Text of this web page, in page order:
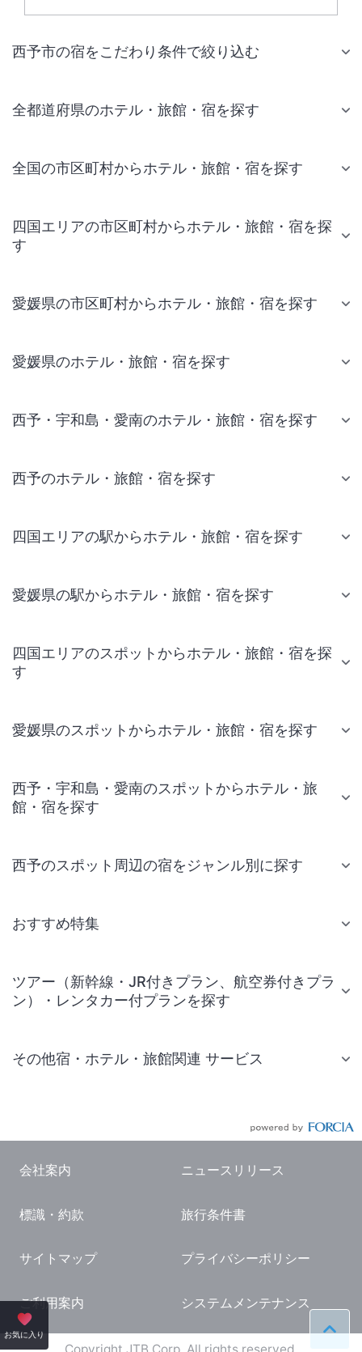
お気に入り ペー
西予市の宿をこだわり条件で絞り込む
全都道府県のホテル・旅館・宿を探す
全国の市区町村からホテル・旅館・宿を探す
四国エリアの市区町村からホテル・旅館・宿を探
す
愛媛県の市区町村からホテル・旅館・宿を探す
愛媛県のホテル・旅館・宿を探す
西予・宇和島・愛南のホテル・旅館・宿を探す
西予のホテル・旅館・宿を探す
四国エリアの駅からホテル・旅館・宿を探す
愛媛県の駅からホテル・旅館・宿を探す
四国エリアのスポットからホテル・旅館・宿を探
す
愛媛県のスポットからホテル・旅館・宿を探す
西予・宇和島・愛南のスポットからホテル・旅
館・宿を探す
西予のスポット周辺の宿をジャンル別に探す
おすすめ特集
ツアー（新幹線・JR付きプラン、航空券付きプラ
ン）・レンタカー付プランを探す
その他宿・ホテル・旅館関連 サービス
国内観光ガイド
旅行・観光情報
会社案内 ニュースリリース
標識・約款 旅行条件書
サイトマップ プライバシーポリシー
ご利用案内 システムメンテナンス